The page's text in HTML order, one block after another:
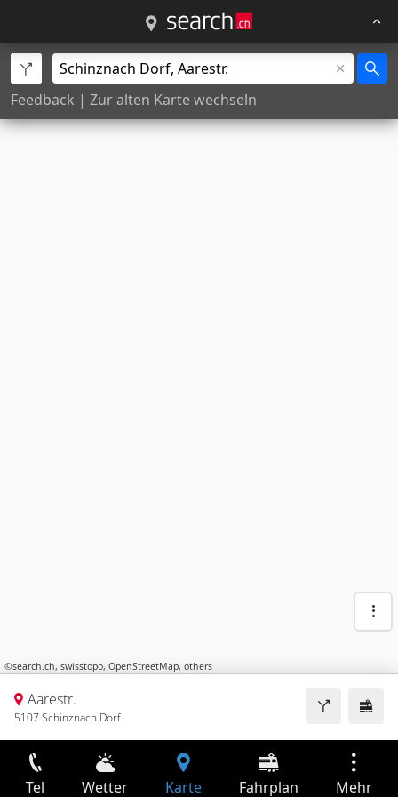
Feedback | Zur alten Karte wechseln
©search.ch, swisstopo, OpenStreetMap, others
Aarestr.
5107 Schinznach Dorf
Tel Wetter Karte Fahrplan Mehr